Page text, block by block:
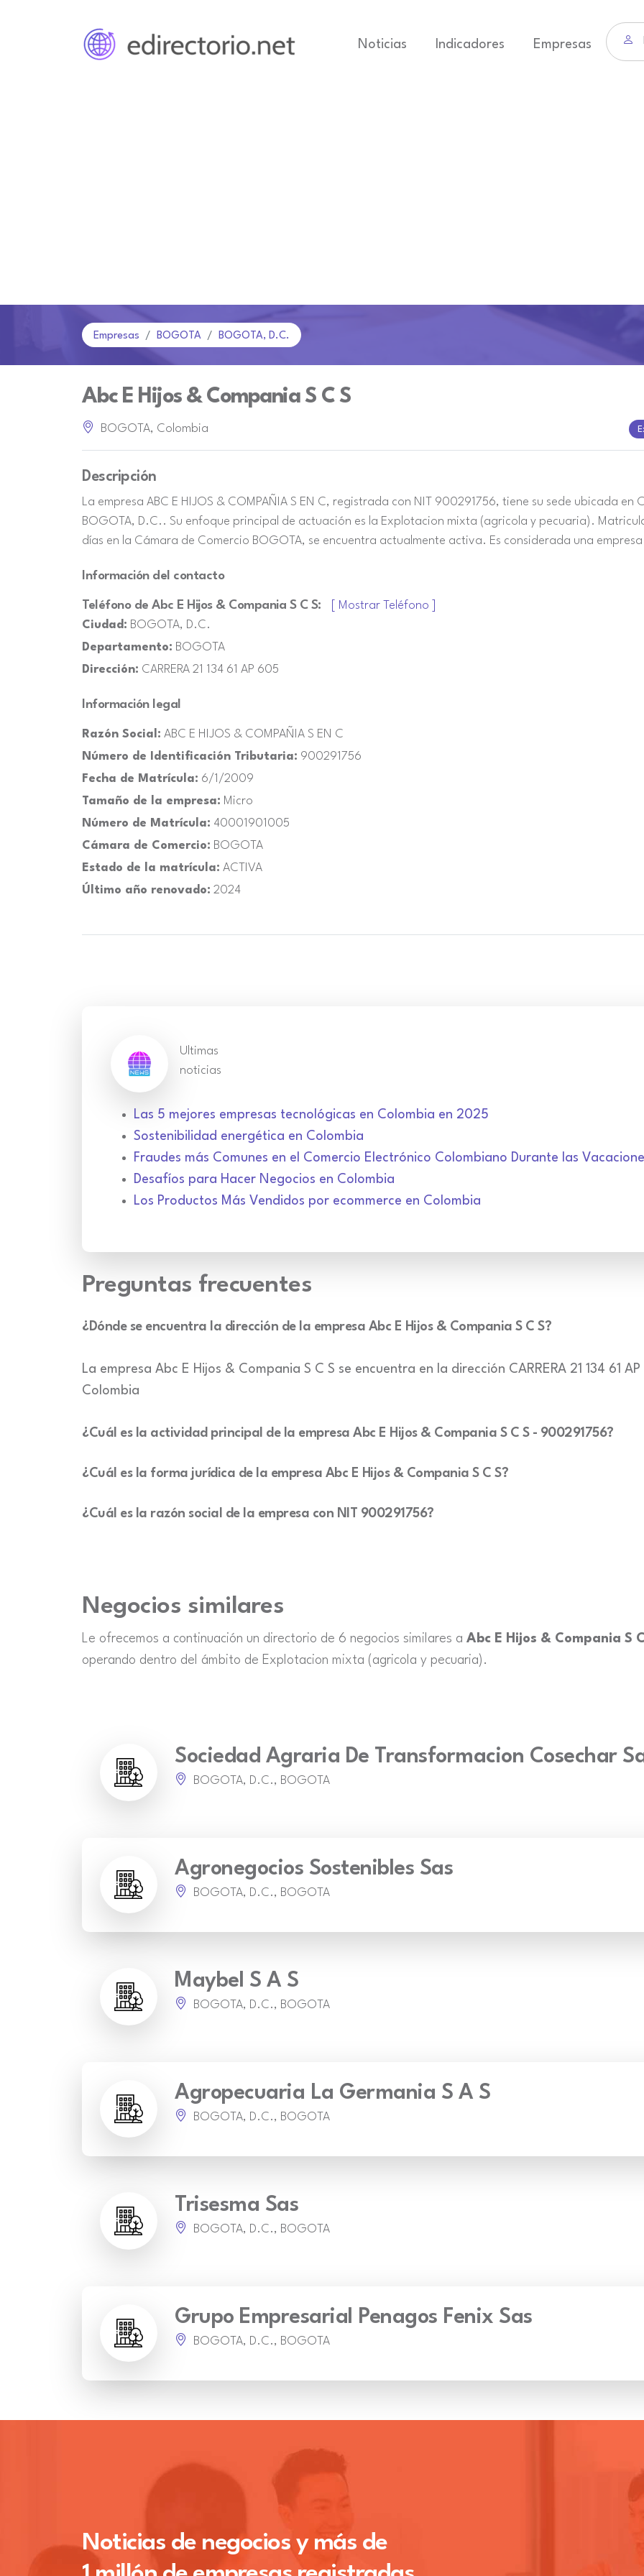
Noticias Indicadores Empresas
Empresas BOGOTA BOGOTA, D.C.
Abc E Hijos & Compania S C S
BOGOTA, Colombia
Descripción
La empresa ABC E HIJOS & COMPAÑIA S EN C, registrada con NIT 900291756, tiene su sede ubicada en
BOGOTA, D.C.. Su enfoque principal de actuación es la Explotacion mixta (agricola y pecuaria).
días en la Cámara de Comercio BOGOTA, se encuentra actualmente activa. Es considerada una
Información del contacto
Teléfono de Abc E Hijos & Compania S C S:
[ Mostrar Teléfono ]
Ciudad: BOGOTA, D.C.
Departamento: BOGOTA
Dirección: CARRERA 21 134 61 AP 605
Información legal
Razón Social: ABC E HIJOS & COMPAÑIA S EN C
Número de Identificación Tributaria: 900291756
Fecha de Matrícula: 6/1/2009
Tamaño de la empresa: Micro
Número de Matrícula: 40001901005
Cámara de Comercio: BOGOTA
Estado de la matrícula: ACTIVA
Último año renovado: 2024
Ultimas
noticias
Las 5 mejores empresas tecnológicas en Colombia en 2025
Sostenibilidad energética en Colombia
Fraudes más Comunes en el Comercio Electrónico Colombiano Durante las
Desafíos para Hacer Negocios en Colombia
Los Productos Más Vendidos por ecommerce en Colombia
Preguntas frecuentes
¿Dónde se encuentra la dirección de la empresa Abc E Hijos & Compania S C S?
La empresa Abc E Hijos & Compania S C S se encuentra en la dirección CARRERA 21 134 61
Colombia
¿Cuál es la actividad principal de la empresa Abc E Hijos & Compania S C S - 900291756?
¿Cuál es la forma jurídica de la empresa Abc E Hijos & Compania S C S?
¿Cuál es la razón social de la empresa con NIT 900291756?
Negocios similares
Le ofrecemos a continuación un directorio de 6 negocios similares a Abc E Hijos & Compania S
operando dentro del ámbito de Explotacion mixta (agricola y pecuaria).
Sociedad Agraria De Transformacion Cosechar
BOGOTA, D.C., BOGOTA
Agronegocios Sostenibles Sas
BOGOTA, D.C., BOGOTA
Maybel S A S
BOGOTA, D.C., BOGOTA
Agropecuaria La Germania S A S
BOGOTA, D.C., BOGOTA
Trisesma Sas
BOGOTA, D.C., BOGOTA
Grupo Empresarial Penagos Fenix Sas
BOGOTA, D.C., BOGOTA
Noticias de negocios y más de